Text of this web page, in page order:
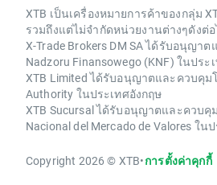
XTB เป็นเครื่องหมายการค้าของกลุ่ม
รวมถึงแต่ไม่จำกัดหน่วยงานต่างๆดังต่
X-Trade Brokers DM SA ได้รับอนุญา
Nadzoru Finansowego (KNF) ในปร
XTB Limited ได้รับอนุญาตและควบคุม
Authority ในประเทศอังกฤษ
XTB Sucursal ได้รับอนุญาตและควบคุ
Nacional del Mercado de Valores ใน
Copyright 2026 © XTB•การตั้งค่าคุกกี้